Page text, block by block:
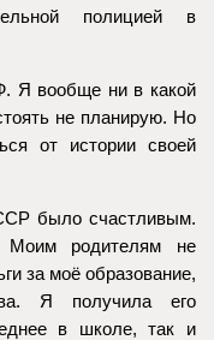
полицией в
Я вообще ни в какой
не планирую. Но
от истории своей
было счастливым.
родителям не
за моё образование,
Я получила его
в школе, так и